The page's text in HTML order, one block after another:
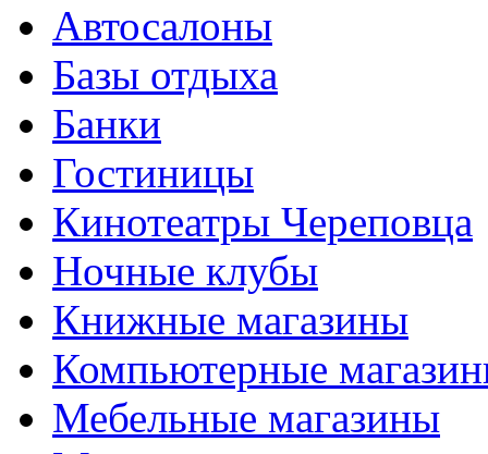
Автосалоны
Базы отдыха
Банки
Гостиницы
Кинотеатры Череповца
Ночные клубы
Книжные магазины
Компьютерные
Мебельные магазины